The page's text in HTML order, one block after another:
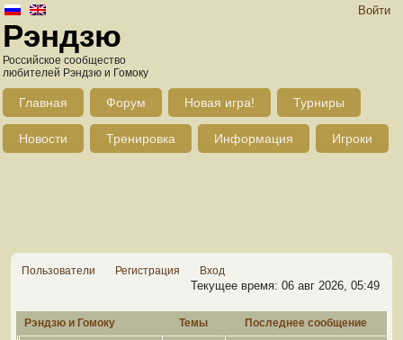
Войти
Рэндзю
Российское сообщество
любителей Рэндзю и Гомоку
Главная Форум Новая игра! Турниры
Новости Тренировка Информация Игроки
Пользователи Регистрация Вход
Текущее время: 06 авг 2026, 05:49
Рэндзю и Гомоку Темы Последнее сообщение